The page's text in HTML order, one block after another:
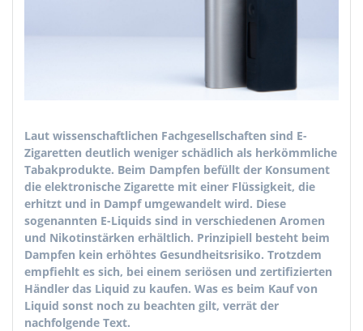
Laut wissenschaftlichen Fachgesellschaften sind E-
Zigaretten deutlich weniger schädlich als herkömmliche
Tabakprodukte. Beim Dampfen befüllt der Konsument
die elektronische Zigarette mit einer Flüssigkeit, die
erhitzt und in Dampf umgewandelt wird. Diese
sogenannten E-Liquids sind in verschiedenen Aromen
und Nikotinstärken erhältlich. Prinzipiell besteht beim
Dampfen kein erhöhtes Gesundheitsrisiko. Trotzdem
empfiehlt es sich, bei einem seriösen und zertifizierten
Händler das Liquid zu kaufen. Was es beim Kauf von
Liquid sonst noch zu beachten gilt, verrät der
nachfolgende Text.